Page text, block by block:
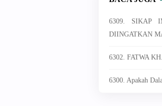
6309. SIKAP
DIINGATKAN
6302. FATWA
6300. Apakah